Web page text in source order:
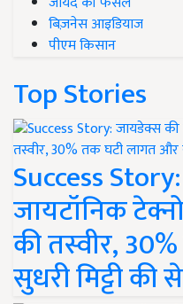
बिज़नेस आइडियाज
पीएम किसान
Top Stories
Success
जायटॉनिक
की तस्वीर,
सुधरी मिट्टी की